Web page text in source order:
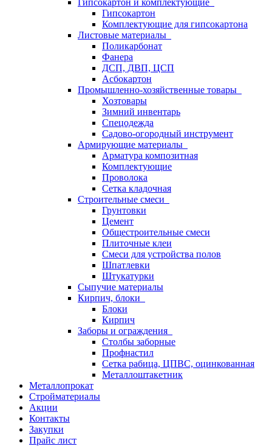
Гипсокартон и комплектующие
Гипсокартон
Комплектующие для гипсокартона
Листовые материалы
Поликарбонат
Фанера
ДСП, ДВП, ЦСП
Асбокартон
Промышленно-хозяйственные товары
Хозтовары
Зимний инвентарь
Спецодежда
Садово-огородный инструмент
Армирующие материалы
Арматура композитная
Комплектующие
Проволока
Сетка кладочная
Строительные смеси
Грунтовки
Цемент
Общестроительные смеси
Плиточные клеи
Смеси для устройства полов
Шпатлевки
Штукатурки
Сыпучие материалы
Кирпич, блоки
Блоки
Кирпич
Заборы и ограждения
Столбы заборные
Профнастил
Сетка рабица, ЦПВС, оцинкованная
Металлоштакетник
Металлопрокат
Стройматериалы
Акции
Контакты
Закупки
Прайс лист